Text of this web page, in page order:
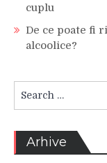
cuplu
De ce poate fi
alcoolice?
for:
Arhive